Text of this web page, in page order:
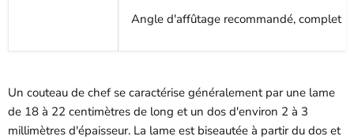
Angle d'affûtage recommandé, complet
Un couteau de chef se caractérise généralement par une lame
de 18 à 22 centimètres de long et un dos d'environ 2 à 3
millimètres d'épaisseur. La lame est biseautée à partir du dos et